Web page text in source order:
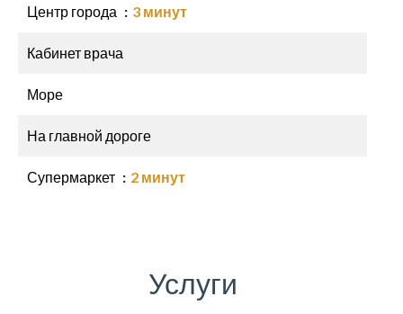
Центр города 3 минут
Кабинет врача
Море
На главной дороге
Супермаркет 2 минут
Услуги